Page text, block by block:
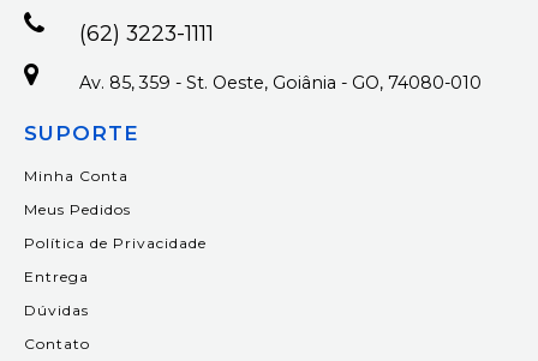
(62) 3223-1111
Av. 85, 359 - St. Oeste, Goiânia - GO, 74080-010
SUPORTE
Minha Conta
Meus Pedidos
Política de Privacidade
Entrega
Dúvidas
Contato